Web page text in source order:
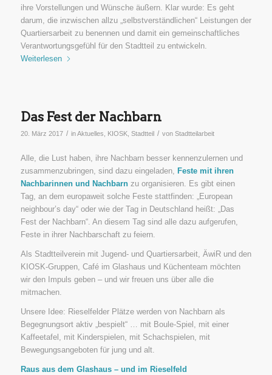
ihre Vorstellungen und Wünsche äußern. Klar wurde: Es geht
darum, die inzwischen allzu „selbstverständlichen“ Leistungen der
Quartiersarbeit zu benennen und damit ein gemeinschaftliches
Verantwortungsgefühl für den Stadtteil zu entwickeln.
Weiterlesen
Das Fest der Nachbarn
20. März 2017 / inAktuelles KIOSK, Stadtteil / von Stadtteilarbeit
Alle, die Lust haben, ihre Nachbarn besser kennenzulernen und
zusammenzubringen, sind dazu eingeladen, Feste mit ihren
Nachbarinnen und Nachbarnzu organisieren. Es gibt einen
Tag, an dem europaweit solche Feste stattfinden: „European
neighbour’s day“ oder wie der Tag in Deutschland heißt: „Das
Fest der Nachbarn“. An diesem Tag sind alle dazu aufgerufen,
Feste in ihrer Nachbarschaft zu feiern.
Als Stadtteilverein mit Jugend- und Quartiersarbeit, ÄwiR und den
KIOSK-Gruppen, Café im Glashaus und Küchenteam möchten
wir den Impuls geben – und wir freuen uns über alle die
mitmachen.
Unsere Idee: Rieselfelder Plätze werden von Nachbarn als
Begegnungsort aktiv „bespielt“ … mit Boule-Spiel, mit einer
Kaffeetafel, mit Kinderspielen, mit Schachspielen, mit
Bewegungsangeboten für jung und alt.
Raus aus dem Glashaus – und im Rieselfeld